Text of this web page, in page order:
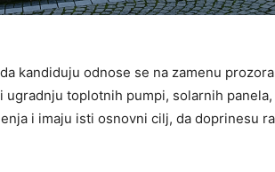
kandiduju odnose se na zamenu
ugradnju toplotnih pumpi, solarnih
i imaju isti osnovni cilj, da doprinesu